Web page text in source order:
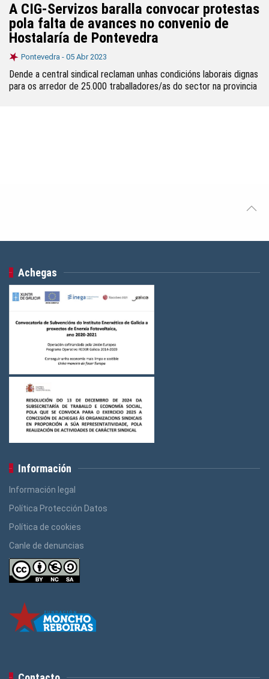
A CIG-Servizos baralla convocar protestas
pola falta de avances no convenio de
Hostalaría de Pontevedra
Pontevedra - 05 Abr 2023
Dende a central sindical reclaman unhas condicións laborais dignas
para os arredor de 25.000 traballadores/as do sector na provincia
Achegas
Información
Información legal
Política Protección Datos
Política de cookies
Canle de denuncias